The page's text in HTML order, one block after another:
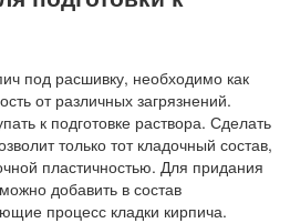
под расшивку, необходимо как
от различных загрязнений.
к подготовке раствора. Сделать
только тот кладочный состав,
пластичностью. Для придания
добавить в состав
процесс кладки кирпича.